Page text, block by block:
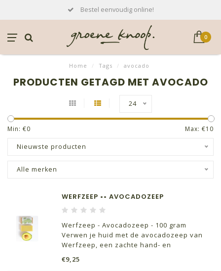
Bestel eenvoudig online!
0
Home / Tags / avocado
PRODUCTEN GETAGD MET AVOCADO
24
Min: €0 Max: €10
Nieuwste producten
Alle merken
WERFZEEP •• AVOCADOZEEP
Werfzeep - Avocadozeep - 100 gram
Verwen je huid met de avocadozeep van
Werfzeep, een zachte hand- en
en karitéboter (ook wel sheaboter), perfect
€9,25